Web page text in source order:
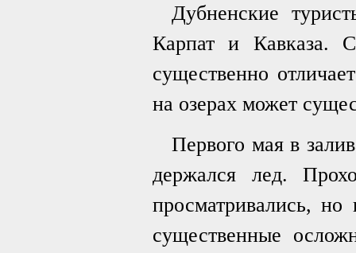
Дубненские
Карпат и Кавказа.
существенно
на озерах может
Первого мая в
держался лед.
просматривались, но
существенные